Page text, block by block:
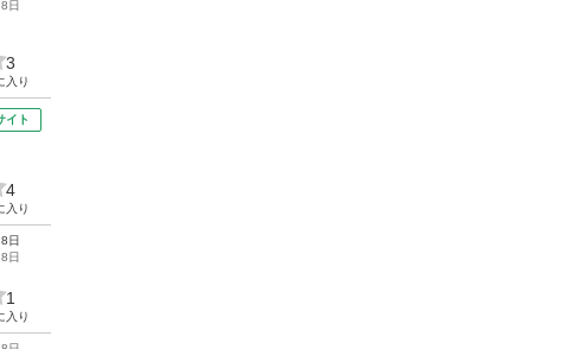
日
3
入り
イト
4
入り
日
日
1
入り